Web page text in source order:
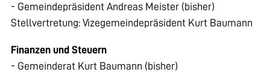
- Gemeindepräsident Andreas Meister (bisher)
Stellvertretung: Vizegemeindepräsident Kurt Baumann
Finanzen und Steuern
- Gemeinderat Kurt Baumann (bisher)